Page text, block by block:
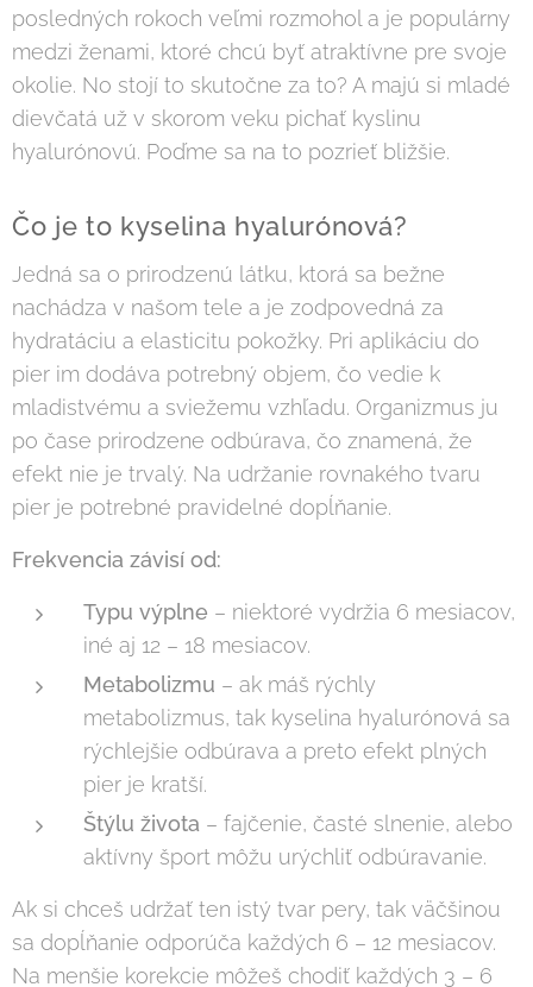
posledných rokoch veľmi rozmohol a je populárny
medzi ženami, ktoré chcú byť atraktívne pre svoje
okolie. No stojí to skutočne za to? A majú si mladé
dievčatá už v skorom veku pichať kyslinu
hyalurónovú. Poďme sa na to pozrieť bližšie.
Čo je to kyselina hyalurónová?
Jedná sa o prirodzenú látku, ktorá sa bežne
nachádza v našom tele a je zodpovedná za
hydratáciu a elasticitu pokožky. Pri aplikáciu do
pier im dodáva potrebný objem, čo vedie k
mladistvému a sviežemu vzhľadu. Organizmus ju
po čase prirodzene odbúrava, čo znamená, že
efekt nie je trvalý. Na udržanie rovnakého tvaru
pier je potrebné pravidelné dopĺňanie.
Frekvencia závisí od:
Typu výplne – niektoré vydržia 6 mesiacov,
iné aj 12 – 18 mesiacov.
Metabolizmu – ak máš rýchly
metabolizmus, tak kyselina hyalurónová sa
rýchlejšie odbúrava a preto efekt plných
pier je kratší.
Štýlu života – fajčenie, časté slnenie, alebo
aktívny šport môžu urýchliť odbúravanie.
Ak si chceš udržať ten istý tvar pery, tak väčšinou
sa dopĺňanie odporúča každých 6 – 12 mesiacov.
Na menšie korekcie môžeš chodiť každých 3 – 6